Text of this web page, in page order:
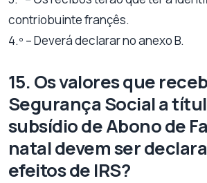
contriobuinte françês.
4.º – Deverá declarar no anexo B.
15. Os valores que
Segurança Social a
subsídio de Abono de
natal devem ser
efeitos de IRS?